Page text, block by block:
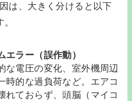
は、大きく分けると以下
エラー（誤作動）
な電圧の変化、室外機周辺
時的な過負荷など。エアコ
れておらず、頭脳（マイコ